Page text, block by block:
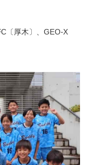
〔厚木〕、GEO-X